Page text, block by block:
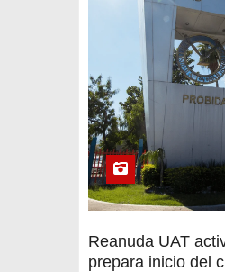
Reanuda UAT
prepara inicio del